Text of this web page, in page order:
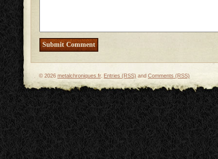
© 2026 metalchroniques.fr. Entries (RSS) and Comments (RSS)